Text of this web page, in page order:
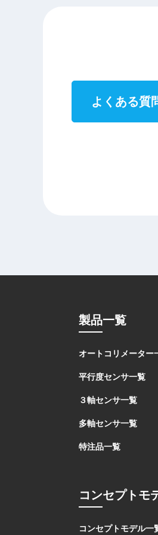
よくある質
製品一覧
オートコリメーター
平行度センサ一覧
３軸センサ一覧
多軸センサ一覧
特注品一覧
コンセプトモ
コンセプトモデル一